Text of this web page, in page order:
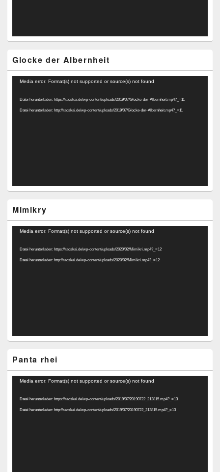
Glocke der Albernheit
Video-
Media error: Format(s) not supported or source(s) not found
Datei herunterladen: https://racskai.de/wp-content/uploads/2019/07/Glocke-der-Albernheit.mp4?_=11
Datei herunterladen: http://racskai.de/wp-content/uploads/2019/07/Glocke-der-Albernheit.mp4?_=11
Mimikry
Video-
Media error: Format(s) not supported or source(s) not found
Datei herunterladen: https://racskai.de/wp-content/uploads/2020/02/Mimikri.mp4?_=12
Datei herunterladen: http://racskai.de/wp-content/uploads/2020/02/Mimikri.mp4?_=12
Panta rhei
Video-
Media error: Format(s) not supported or source(s) not found
Datei herunterladen: https://racskai.de/wp-content/uploads/2019/07/20190722_212815.mp4?_=13
Datei herunterladen: http://racskai.de/wp-content/uploads/2019/07/20190722_212815.mp4?_=13